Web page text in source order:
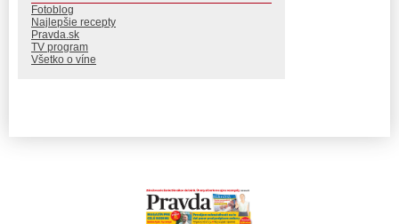
Fotoblog
Najlepšie recepty
Pravda.sk
TV program
Všetko o víne